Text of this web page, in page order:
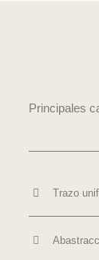
Principales
Trazo